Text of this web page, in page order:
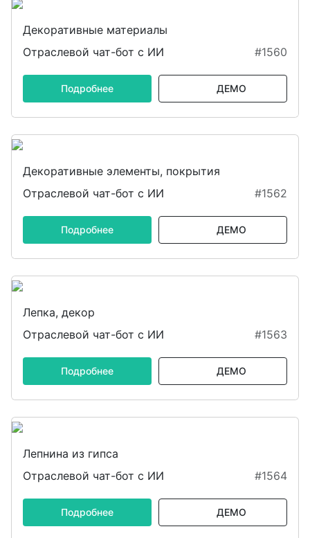
Декоративные материалы
Отраслевой чат-бот с ИИ
#1560
Подробнее ДЕМО
Декоративные элементы, покрытия
Отраслевой чат-бот с ИИ
#1562
Подробнее ДЕМО
Лепка, декор
Отраслевой чат-бот с ИИ
#1563
Подробнее ДЕМО
Лепнина из гипса
Отраслевой чат-бот с ИИ
#1564
Подробнее ДЕМО